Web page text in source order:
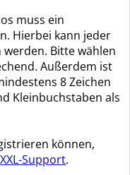
muss ein
Hierbei kann jeder
Bitte wählen
Außerdem ist
8 Zeichen
Kleinbuchstaben als
können,
XXL-Support.